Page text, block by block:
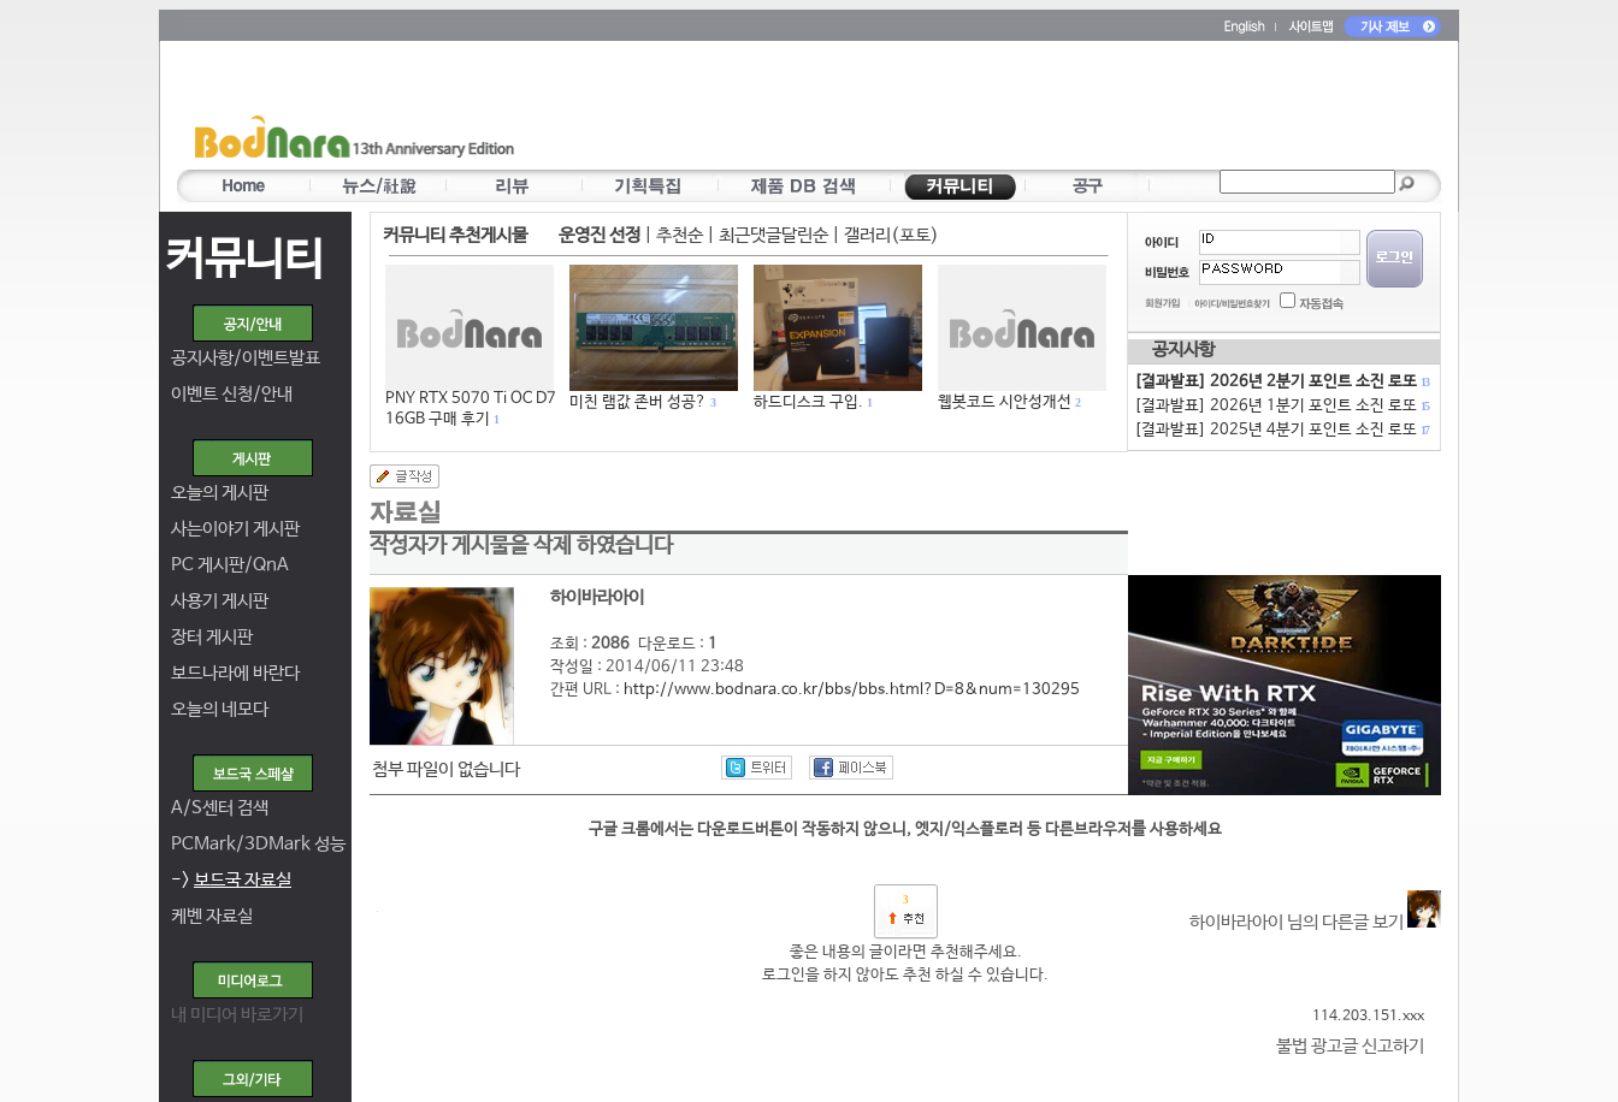
커뮤니티
공지사항/이벤트발표
이벤트 신청/안내
오늘의 게시판
사는이야기 게시판
PC 게시판/QnA
사용기 게시판
장터 게시판
보드나라에 바란다
오늘의 네모다
A/S센터 검색
PCMark/3DMark 성능
-> 보드국 자료실
케벤 자료실
내 미디어 바로가기
커뮤니티 추천게시물 운영진 선정 추천순| 최근댓글달린순| 갤러리(포토)
PNY RTX 5070 Ti OC D7
16GB 구매 후기
1
미친 램값 존버 성공? 3 하드디스크 구입. 1 웹봇코드 시안성개선 2
공지사항
[결과발표] 2026년 2분기 포인트 소진 로또 13
[결과발표] 2026년 1분기 포인트 소진 로또 15
[결과발표] 2025년 4분기 포인트 소진 로또 17
작성자가 게시물을 삭제 하였습니다
하이바라아이
조회 : 2086 다운로드 : 1
작성일 : 2014/06/11 23:48
간편 URL : http://www.bodnara.co.kr/bbs/bbs.html?D=8&num=130295
첨부 파일이 없습니다
구글 크롬에서는 다운로드버튼이 작동하지 않으니, 엣지/익스플로러 등 다른브라우저를 사용하세요
3
하이바라아이 님의 다른글 보기
좋은 내용의 글이라면 추천해주세요.
로그인을 하지 않아도 추천 하실 수 있습니다.
114.203.151.xxx
불법 광고글 신고하기